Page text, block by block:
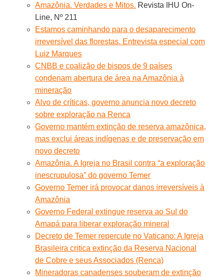
Amazônia. Verdades e Mitos. Revista IHU On-
Line, Nº 211
Estamos caminhando para o desaparecimento
irreversível das florestas. Entrevista especial com
Luiz Marques
CNBB e coalizão de bispos de 9 países
condenam abertura de área na Amazônia à
mineração
Alvo de críticas, governo anuncia novo decreto
sobre exploração na Renca
Governo mantém extinção de reserva amazônica,
mas exclui áreas indígenas e de preservação em
novo decreto
Amazônia. A Igreja no Brasil contra “a exploração
inescrupulosa” do governo Temer
Governo Temer irá provocar danos irreversíveis à
Amazônia
Governo Federal extingue reserva ao Sul do
Amapá para liberar exploração mineral
Decreto de Temer repercute no Vaticano: A Igreja
Brasileira critica extinção da Reserva Nacional
de Cobre e seus Associados (Renca)
Mineradoras canadenses souberam de extinção